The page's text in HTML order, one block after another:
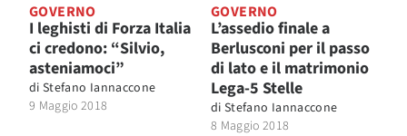
GOVERNO
I leghisti di Forza Italia
ci credono: “Silvio,
asteniamoci”
di Stefano Iannaccone
9 Maggio 2018
GOVERNO
L’assedio finale a
Berlusconi per il passo
di lato e il matrimonio
Lega-5 Stelle
di Stefano Iannaccone
8 Maggio 2018